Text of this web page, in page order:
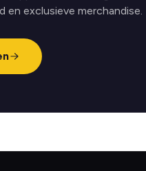
en exclusieve merchandise.